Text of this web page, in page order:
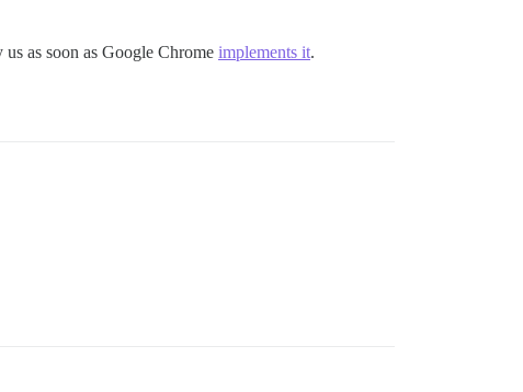
as soon as Google Chrome implements it.